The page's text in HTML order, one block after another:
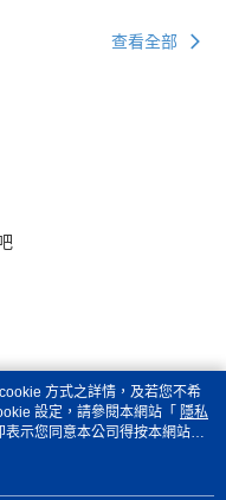
查看全部
方式之詳情，及若您不希
設定，請參閱本網站「 隱私
示您同意本公司得按本網站使